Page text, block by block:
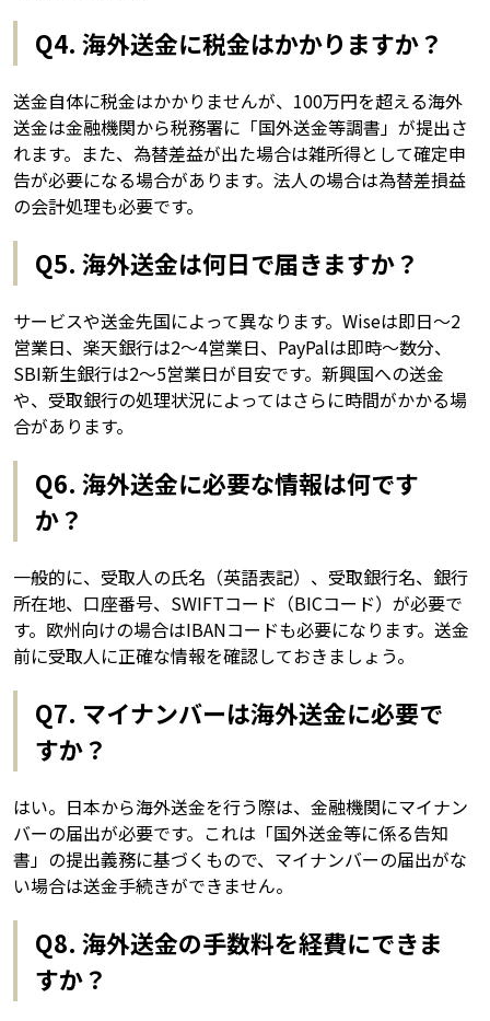
Q4. 海外送金に税金はかかりますか？
送金自体に税金はかかりませんが、100万円を超える海外
送金は金融機関から税務署に「国外送金等調書」が提出さ
れます。また、為替差益が出た場合は雑所得として確定申
告が必要になる場合があります。法人の場合は為替差損益
の会計処理も必要です。
Q5. 海外送金は何日で届きますか？
サービスや送金先国によって異なります。Wiseは即日〜2
営業日、楽天銀行は2〜4営業日、PayPalは即時〜数分、
SBI新生銀行は2〜5営業日が目安です。新興国への送金
や、受取銀行の処理状況によってはさらに時間がかかる場
合があります。
Q6. 海外送金に必要な情報は何です
か？
一般的に、受取人の氏名（英語表記）、受取銀行名、銀行
所在地、口座番号、SWIFTコード（BICコード）が必要で
す。欧州向けの場合はIBANコードも必要になります。送金
前に受取人に正確な情報を確認しておきましょう。
Q7. マイナンバーは海外送金に必要で
すか？
はい。日本から海外送金を行う際は、金融機関にマイナン
バーの届出が必要です。これは「国外送金等に係る告知
書」の提出義務に基づくもので、マイナンバーの届出がな
い場合は送金手続きができません。
Q8. 海外送金の手数料を経費にできま
すか？